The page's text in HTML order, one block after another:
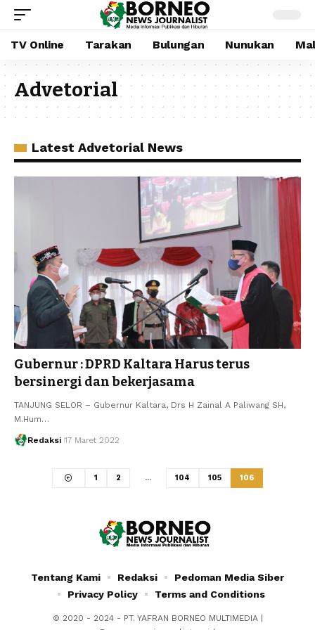
TV Online Tarakan Bulungan Nunukan
Advetorial
Latest Advetorial News
Gubernur : DPRD Kaltara Harus terus
bersinergi dan bekerjasama
TANJUNG SELOR – Gubernur Kaltara, Drs H Zainal A Paliwang SH,
M.Hum…
Redaksi 17 Maret 2022
1 2 … 104 105 106
© 2020 - 2024 - PT. YAFRAN BORNEO MULTIMEDIA |
Tentang Kami Redaksi
Pedoman Media Siber
Privacy Policy
Terms and Conditions